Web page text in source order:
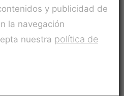
y publicidad de
la navegación
nuestra política de
en marcha
Italia y